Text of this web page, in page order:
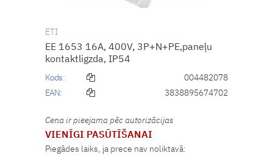
ETI
EE 1653 16A, 400V, 3P+N+PE,paneļu
kontaktligzda, IP54
Kods:
004482078
EAN:
3838895674702
Cena ir pieejama pēc autorizācijas
VIENĪGI PASŪTĪŠANAI
Piegādes laiks, ja prece nav noliktavā: